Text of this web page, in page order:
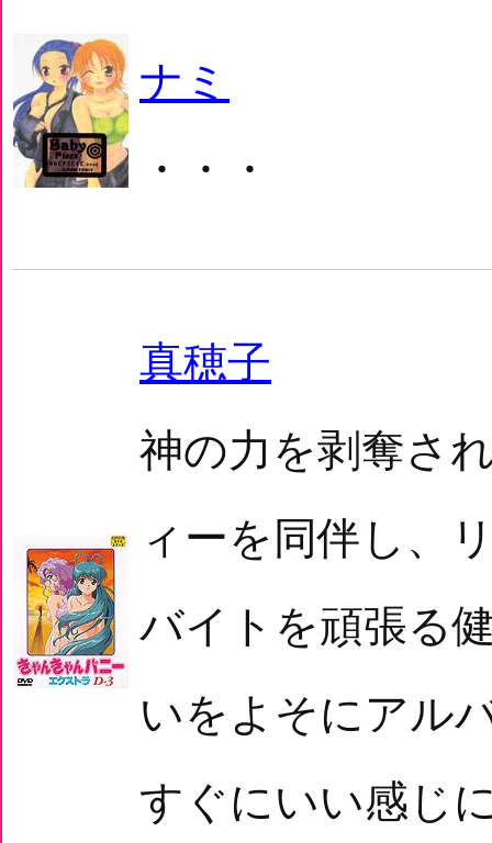
ナミ
・・・
真穂子
神の力を剥奪さ
ィーを同伴し、
バイトを頑張る
いをよそにアル
すぐにいい感じ